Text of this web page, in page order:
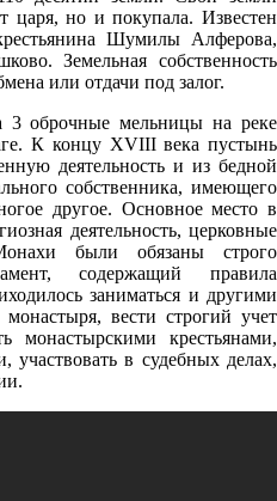
царя, но и покупала. Известен
Шумилы Алферова,
Земельная собственность
или отдачи под залог.
3 оброчные мельницы на реке
К концу XVIII века пустынь
деятельность и из бедной
собственника, имеющего
другое. Основное место в
деятельность, церковные
были обязаны строго
содержащий правила
заниматься и другими
монастыря, вести строгий учет
монастырскими крестьянами,
участвовать в судебных делах,